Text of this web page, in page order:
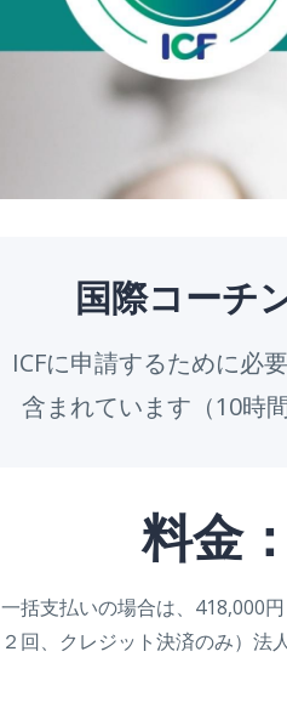
国際コーチ
ICFに申請するために必
含まれています（10時
料金
一括支払いの場合は、418,000
２回、クレジット決済のみ）法